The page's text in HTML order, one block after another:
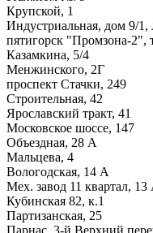
Крупской, 1
Индустриальная, дом 9/
пятигорск "Промзона-
Казамкина, 5/4
Менжинского, 2Г
проспект Стачки, 249
Строительная, 42
Ярославский тракт, 41
Московское шоссе, 147
Объездная, 28 А
Мальцева, 4
Вологодская, 14 А
Мех. завод 11 квартал, 13
Кубинская 82, к.1
Партизанская, 25
Парнас, 3-й Верхний